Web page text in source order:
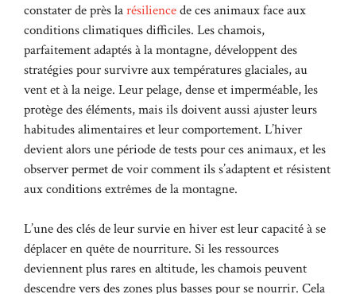
constater de près larésiliencede ces animaux face aux
conditions climatiques difficiles. Les chamois,
parfaitement adaptés à la montagne, développent des
stratégies pour survivre aux températures glaciales, au
vent et à la neige. Leur pelage, dense et imperméable, les
protège des éléments, mais ils doivent aussi ajuster leurs
habitudes alimentaires et leur comportement. L’hiver
devient alors une période de tests pour ces animaux, et les
observer permet de voir comment ils s’adaptent et résistent
aux conditions extrêmes de la montagne.
L’une des clés de leur survie en hiver est leur capacité à se
déplacer en quête de nourriture. Si les ressources
deviennent plus rares en altitude, les chamois peuvent
descendre vers des zones plus basses pour se nourrir. Cela